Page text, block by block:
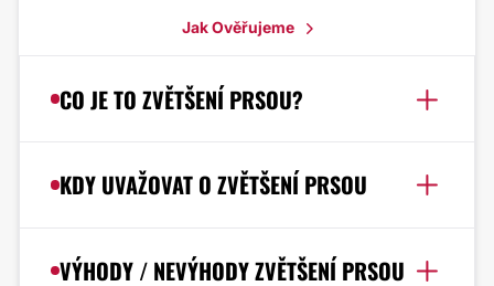
Jak Ověřujeme
CO JE TO ZVĚTŠENÍ PRSOU?
KDY UVAŽOVAT O ZVĚTŠENÍ PRSOU
VÝHODY / NEVÝHODY ZVĚTŠENÍ PRSOU